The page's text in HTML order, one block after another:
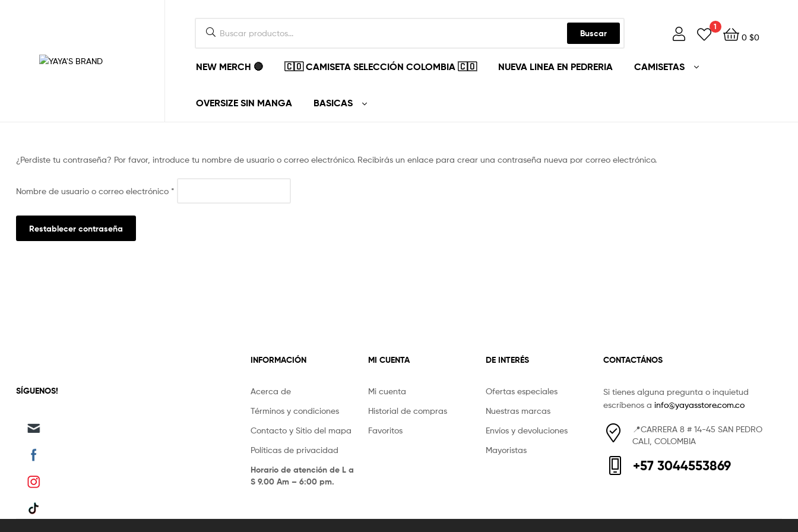
ponemos
estilo
pones
tu.
Buscar
1
0 $0
NEW MERCH 🔴 🇨🇴 CAMISETA SELECCIÓN COLOMBIA 🇨🇴 NUEVA LINEA EN PEDRERIA CAMISETAS
OVERSIZE SIN MANGA BASICAS
¿Perdiste tu contraseña? Por favor, introduce tu nombre de usuario o correo electrónico. Recibirás un enlace para crear una contraseña nueva por correo electrónico.
Nombre de usuario o correo electrónico *
Restablecer contraseña
SÍGUENOS!
INFORMACIÓN
Acerca de
Términos y condiciones
Contacto y Sitio del mapa
Políticas de privacidad
Horario de atención de L a
S 9.00 Am – 6:00 pm.
MI CUENTA
Mi cuenta
Historial de compras
Favoritos
DE INTERÉS
Ofertas especiales
Nuestras marcas
Envíos y devoluciones
Mayoristas
CONTACTÁNOS
Si tienes alguna pregunta o inquietud
escríbenos a info@yayasstore.com.co
📍CARRERA 8 # 14-45 SAN PEDRO
CALI, COLOMBIA
+57 3044553869